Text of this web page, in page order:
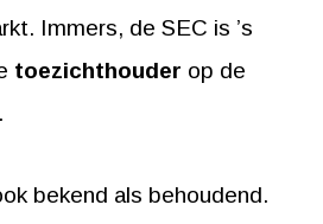
Immers, de SEC is ’s
toezichthouder op de
bekend als behoudend.